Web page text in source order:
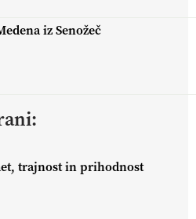
iz Senožeč
trajnost in prihodnost